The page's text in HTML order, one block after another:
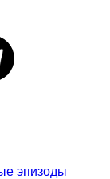
эпизоды